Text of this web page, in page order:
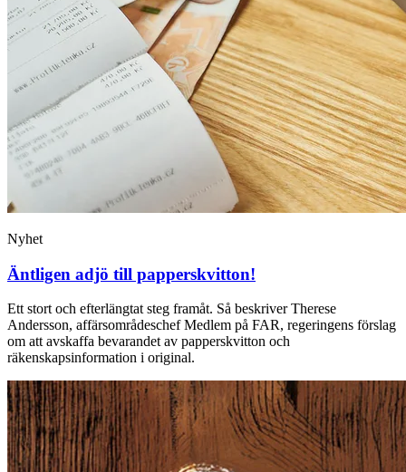
Nyhet
Äntligen adjö till papperskvitton!
Ett stort och efterlängtat steg framåt. Så beskriver Therese
Andersson, affärsområdeschef Medlem på FAR, regeringens förslag
om att avskaffa bevarandet av papperskvitton och
räkenskapsinformation i original.